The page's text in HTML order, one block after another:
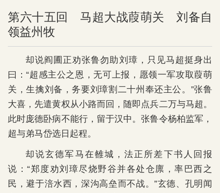
第六十五回 马超大战葭萌关 刘备自
领益州牧
却说阎圃正劝张鲁勿助刘璋，只见马超挺身出
曰：“超感主公之恩，无可上报，愿领一军攻取葭萌
关，生擒刘备，务要刘璋割二十州奉还主公。”张鲁
大喜，先遣黄权从小路而回，随即点兵二万与马超。
此时庞德卧病不能行，留于汉中。张鲁令杨柏监军，
超与弟马岱选日起程。
却说玄德军马在雒城，法正所差下书人回报
说：“郑度劝刘璋尽烧野谷并各处仓廪，率巴西之
民，避于涪水西，深沟高垒而不战。”玄德、孔明闻